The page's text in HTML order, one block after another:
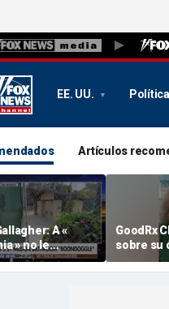
EE. UU. Política
Artículos
A «
» no le
los impuestos,
los abusos ni
GoodRx
sobre su
con